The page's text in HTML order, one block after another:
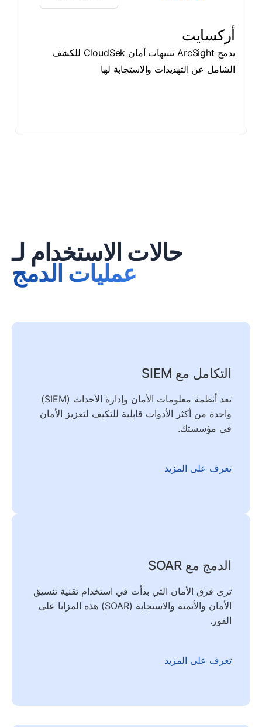
أركسايت
يدمج ArcSight تنبيهات أمان CloudSek للكشف
الشامل عن التهديدات والاستجابة لها
حالات الاستخدام لـ
عمليات الدمج
التكامل مع SIEM
تعد أنظمة معلومات الأمان وإدارة الأحداث (SIEM)
واحدة من أكثر الأدوات قابلية للتكيف لتعزيز الأمان
في مؤسستك.
تعرف على المزيد
الدمج مع SOAR
ترى فرق الأمان التي بدأت في استخدام تقنية تنسيق
الأمان والأتمتة والاستجابة (SOAR) هذه المزايا على
الفور.
تعرف على المزيد